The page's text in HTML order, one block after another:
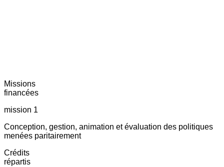
Missions
financées
mission 1
Conception, gestion, animation et évaluation des politiques
menées paritairement
Crédits
répartis